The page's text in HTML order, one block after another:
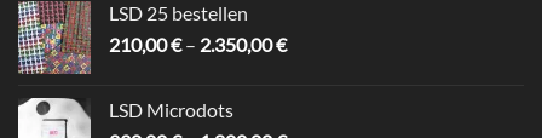
LSD 25 bestellen
210,00€ – 2.350,00€Preisspanne:
LSD Microdots